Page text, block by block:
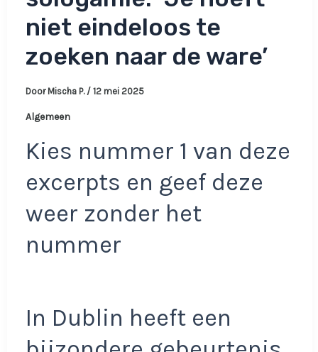
niet eindeloos te
zoeken naar de ware’
Door Mischa P. / 12 mei 2025
Algemeen
Kies nummer 1 van deze
excerpts en geef deze
weer zonder het
nummer
In Dublin heeft een